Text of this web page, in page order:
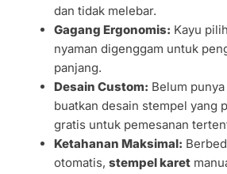
dan tidak melebar.
Gagang Ergonomis: Kayu
nyaman digenggam untuk
panjang.
Desain Custom: Belum
buatkan desain stempel yang
gratis untuk pemesanan
Ketahanan Maksimal:
otomatis,stempel karet